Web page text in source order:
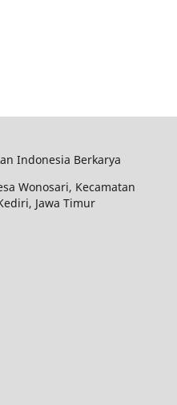
Indonesia Berkarya
Wonosari, Kecamatan
Jawa Timur